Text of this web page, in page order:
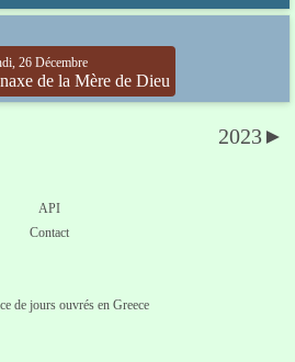
26 Décembre
de la Mère de Dieu
2023►
API
Contact
de jours ouvrés en Greece